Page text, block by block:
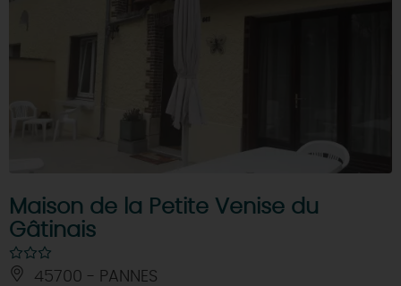
Maison de la Petite Venise du
Gâtinais
45700 - PANNES